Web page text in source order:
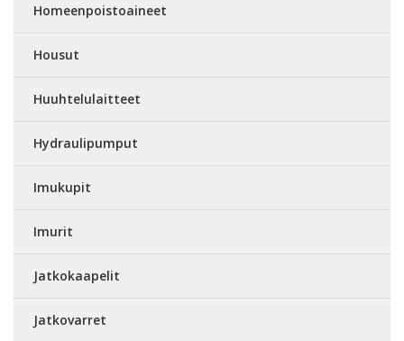
Homeenpoistoaineet
Housut
Huuhtelulaitteet
Hydraulipumput
Imukupit
Imurit
Jatkokaapelit
Jatkovarret